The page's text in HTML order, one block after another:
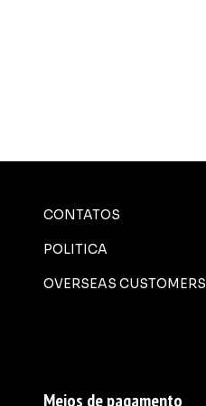
CONTATOS
POLITICA
OVERSEAS CUSTOMERS
Meios de pagamento